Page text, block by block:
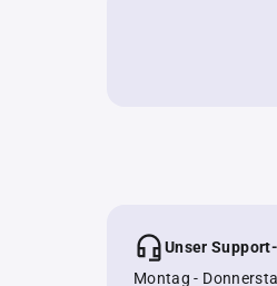
Unser
Montag -